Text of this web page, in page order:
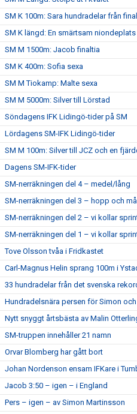
SM K 100m: Sara hundradelar från
SM K längd: En smärtsam
SM M 1500m: Jacob finaltia
SM K 400m: Sofia sexa
SM M Tiokamp: Malte sexa
SM M 5000m: Silver till Lörstad
Söndagens IFK Lidingö-tider på SM
Lördagens SM-IFK Lidingö-tider
SM M 100m: Silver till JCZ och en
Dagens SM-IFK-tider
SM-nerräkningen del 4 – medel/lång
SM-nerräkningen del 3 – hopp och
SM-nerräkningen del 2 – vi kollar
SM-nerräkningen del 1 – vi kollar
Tove Olsson tvåa i Fridkastet
Carl-Magnus Helin sprang 100m i
33 hundradelar från det svenska
Hundradelsnära persen för Simon
Nytt snyggt årtsbästa av Malin
SM-truppen innehåller 21 namn
Orvar Blomberg har gått bort
Johan Nordenson ensam IFKare i
Jacob 3:50 – igen – i England
Pers – igen – av Simon Martinsson